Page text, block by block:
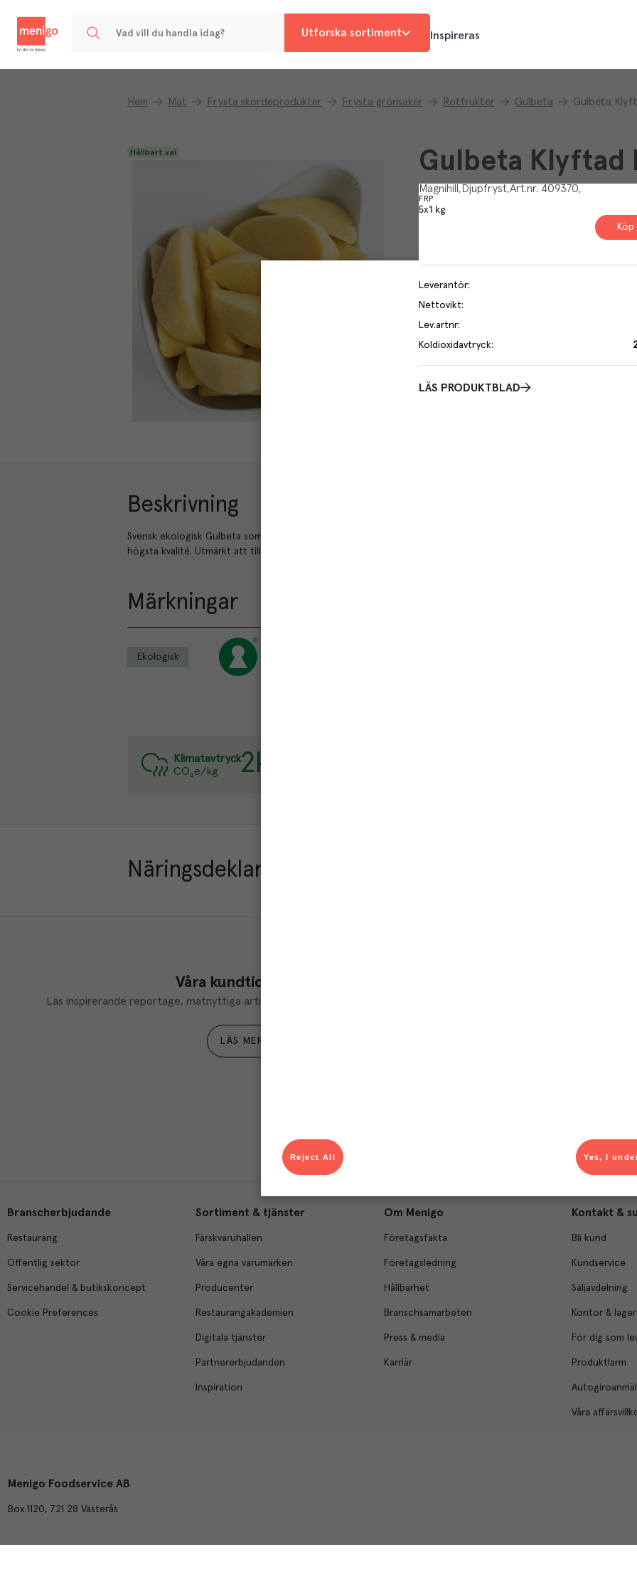
Utforska sortiment Inspireras
Hem Mat Frysta skördeprodukter Frysta grönsaker Rotfrukter Gulbeta Gulbeta
Gulbeta Klyftad
Magnihill Djupfryst Art.nr. 409370
FRP
5x1 kg
Köp
Leverantör:
Nettovikt:
Lev.artnr:
Koldioxidavtryck:
LÄS PRODUKTBLAD
Hållbart val
Beskrivning
Svensk ekologisk Gulbeta som är klyftad. KRAV odlade gulbetor från Skåne. Nackade betor för
högsta kvalité. Utmärkt att tillaga i ugn tillsammans med andra rotfrukter.
Märkningar
Ekologisk
Klimatavtryck
CO₂e/kg
2 kg
Näringsdeklaration
Våra kundtidningar
Läs inspirerande reportage, matnyttiga artiklar och ta del av aktuella kampanjer.
LÄS MER
Du som är Menigo-
Branscherbjudande
Restaurang
Offentlig sektor
Servicehandel & butikskoncept
Cookie Preferences
Sortiment & tjänster
Färskvaruhallen
Våra egna varumärken
Producenter
Restaurangakademien
Digitala tjänster
Partnererbjudanden
Inspiration
Om Menigo
Företagsfakta
Företagsledning
Hållbarhet
Branschsamarbeten
Press & media
Karriär
Kontakt &
Bli kund
Kundservice
Säljavdelning
Kontor & lager
För dig som
Produktlarm
Våra
Menigo Foodservice AB
Box 1120, 721 28 Västerås
Yes, I
Reject All